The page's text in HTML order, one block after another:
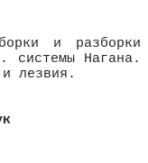
и разборки
системы Нагана.
лезвия.